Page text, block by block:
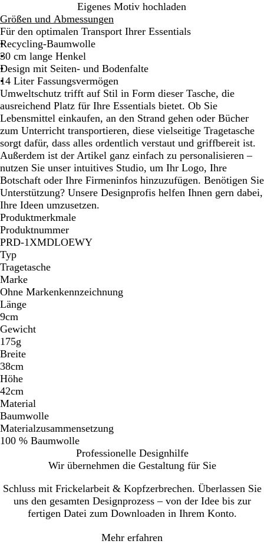
c
h
w
a
r
z
ö
n
i
g
s
b
l
a
u
a
r
i
n
e
b
l
a
u
e
i
ß
r
a
u
a
t
u
r
o
t
Eigenes Motiv hochladen
Größen und Abmessungen
Für den optimalen Transport Ihrer Essentials
Recycling-Baumwolle
30 cm lange Henkel
Design mit Seiten- und Bodenfalte
14 Liter Fassungsvermögen
Umweltschutz trifft auf Stil in Form dieser Tasche, die
ausreichend Platz für Ihre Essentials bietet. Ob Sie
Lebensmittel einkaufen, an den Strand gehen oder Bücher
zum Unterricht transportieren, diese vielseitige Tragetasche
sorgt dafür, dass alles ordentlich verstaut und griffbereit ist.
Außerdem ist der Artikel ganz einfach zu personalisieren –
nutzen Sie unser intuitives Studio, um Ihr Logo, Ihre
Botschaft oder Ihre Firmeninfos hinzuzufügen. Benötigen Sie
Unterstützung? Unsere Designprofis helfen Ihnen gern dabei,
Ihre Ideen umzusetzen.
Produktmerkmale
Produktnummer
PRD-1XMDLOEWY
Typ
Tragetasche
Marke
Ohne Markenkennzeichnung
Länge
9cm
Gewicht
175g
Breite
38cm
Höhe
42cm
Material
Baumwolle
Materialzusammensetzung
100 % Baumwolle
Professionelle Designhilfe
Wir übernehmen die Gestaltung für Sie
Schluss mit Frickelarbeit & Kopfzerbrechen. Überlassen Sie
uns den gesamten Designprozess – von der Idee bis zur
fertigen Datei zum Downloaden in Ihrem Konto.
Mehr erfahren